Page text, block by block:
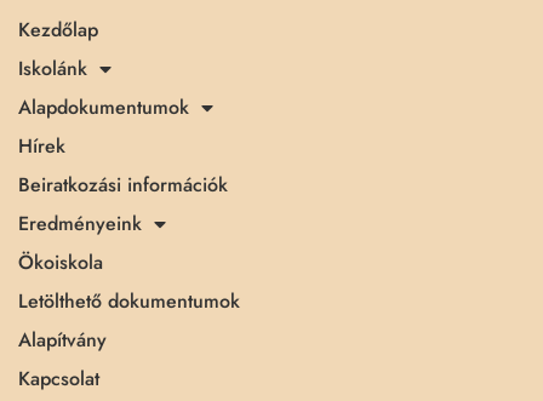
Kezdőlap
Iskolánk
Alapdokumentumok
Hírek
Beiratkozási információk
Eredményeink
Ökoiskola
Letölthető dokumentumok
Alapítvány
Kapcsolat